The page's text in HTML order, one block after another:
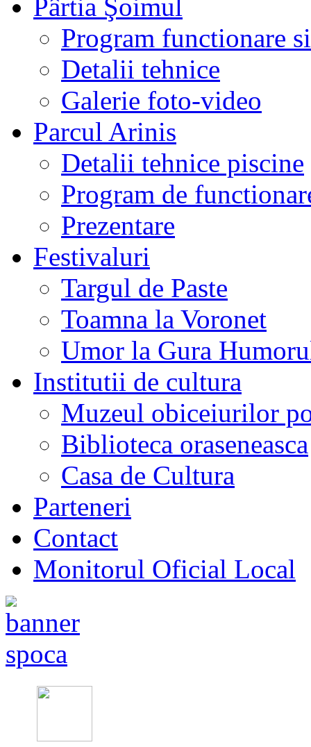
Pârtia Şoimul
Program functionare
Detalii tehnice
Galerie foto-video
Parcul Arinis
Detalii tehnice piscine
Program de
Prezentare
Festivaluri
Targul de Paste
Toamna la Voronet
Umor la Gura
Institutii de cultura
Muzeul obiceiurilor
Biblioteca oraseneasca
Casa de Cultura
Parteneri
Contact
Monitorul Oficial Local